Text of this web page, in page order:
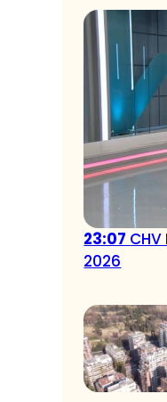
23:07
2026